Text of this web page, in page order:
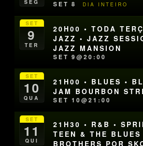
SEG SET 8 DIA INTEIRO
SET
9
TER
20H00 • TODA
JAZZ • JAZZ
JAZZ MANSION
SET 9@20:00
SET
10
QUA
21H00 • BLUES •
JAM BOURBON
SET 10@21:00
SET
11
QUI
21H30 • R&B •
TEEN & THE BLUES
BROTHERS POR